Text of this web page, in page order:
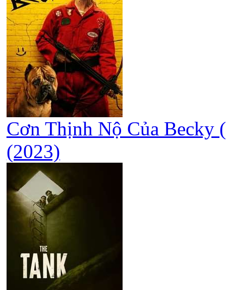
Cơn Thịnh Nộ Của Becky
(2023)